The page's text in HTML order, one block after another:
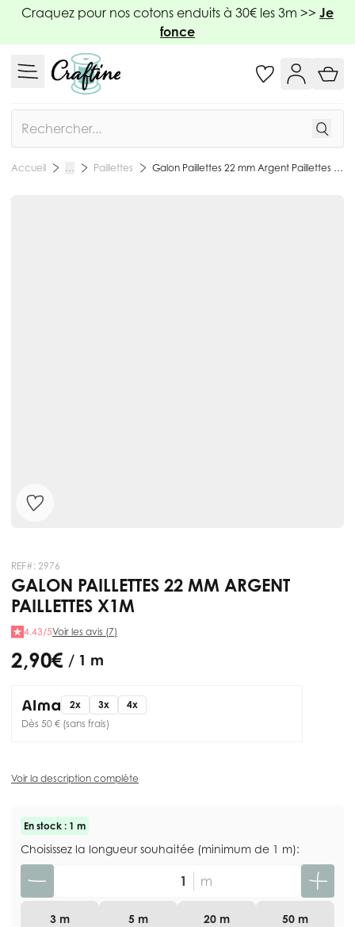
Allez au contenu
Craquez pour nos cotons enduits à 30€ les 3m >> Je
fonce
Accueil … Paillettes Galon Paillettes 22 mm Argent Paillettes x1m
REF#: 2976
GALON PAILLETTES 22 MM ARGENT
PAILLETTES X1M
4.43/5Voir les avis (7)
2,90 € / 1 m
2x 3x
4x
Dès 50 € (sans frais)
Voir la description complète
En stock : 1 m
Choisissez la longueur souhaitée (minimum de 1 m):
m
3 m 5 m 20 m 50 m